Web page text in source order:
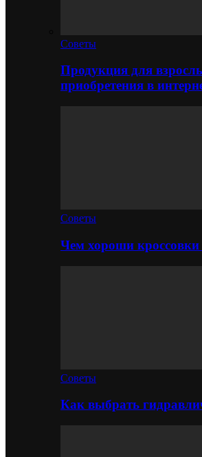
Советы
Продукция для
приобретения в
Советы
Чем хороши кроссовки
Советы
Как выбрать